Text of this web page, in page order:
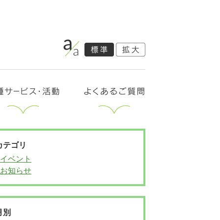
テゴリ
イベント
お知らせ
別